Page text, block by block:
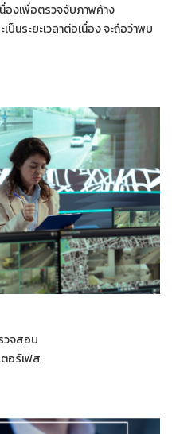
องเพื่อตรวจจับภาพค้าง
ป็นระยะเวลาต่อเนื่อง จะถือว่าพบ
วจสอบ
อร์เฟส